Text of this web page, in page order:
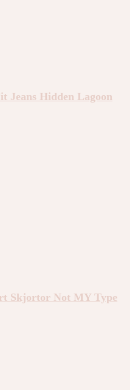
Jeans Hidden Lagoon
Skjortor Not MY Type